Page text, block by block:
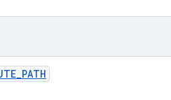
_PATH